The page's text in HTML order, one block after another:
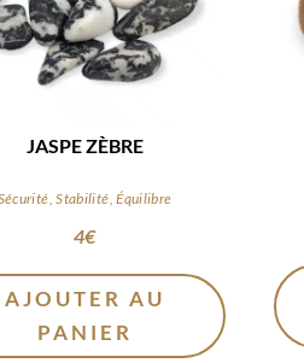
JASPE ZÈBRE
Stabilité, Équilibre
4€
AJOUTER AU
PANIER